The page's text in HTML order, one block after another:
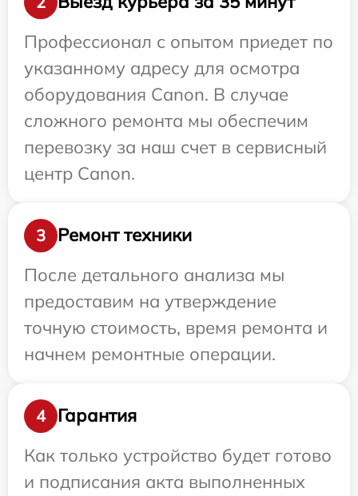
Профессионал с опытом приедет по
указанному адресу для осмотра
оборудования Canon. В случае
сложного ремонта мы обеспечим
перевозку за наш счет в сервисный
центр Canon.
3
Ремонт техники
После детального анализа мы
предоставим на утверждение
точную стоимость, время ремонта и
начнем ремонтные операции.
4
Гарантия
Как только устройство будет готово
и подписания акта выполненных